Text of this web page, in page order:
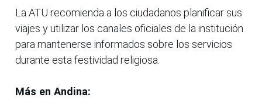
La ATU recomienda a los ciudadanos planificar sus
viajes y utilizar los canales oficiales de la institución
para mantenerse informados sobre los servicios
durante esta festividad religiosa.
Más en Andina: